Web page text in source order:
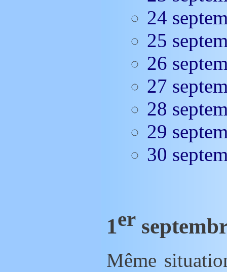
24
25
26
27
28
29
30
1er
Même situation. Perfectionnement des travaux